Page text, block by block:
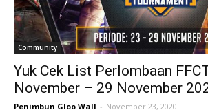
Community
Yuk Cek List Perlombaan
November – 29 November
Penimbun Gloo Wall - November 23, 2020